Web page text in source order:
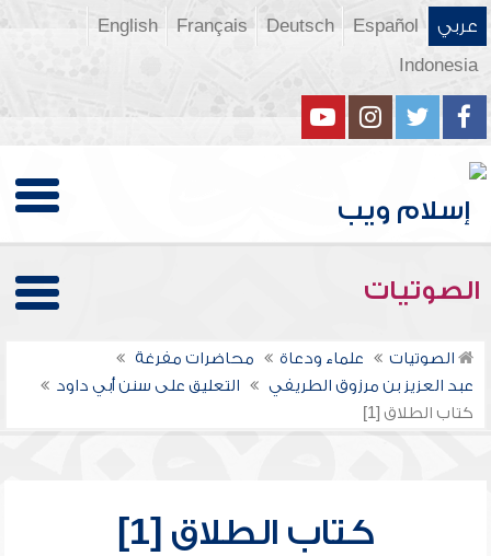
عربي Español
Deutsch
Français
English
Indonesia
الصوتيات
الصوتيات علماء ودعاة
محاضرات مفرغة
عبد العزيز بن مرزوق الطريفي
التعليق على سنن أبي داود
كتاب الطلاق [1]
كتاب الطلاق [1]